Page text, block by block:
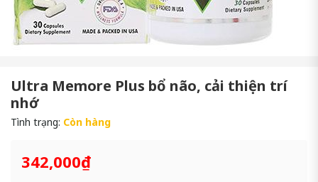
Ultra Memore Plus bổ não, cải thiện trí
nhớ
Tình trạng: Còn hàng
342,000₫